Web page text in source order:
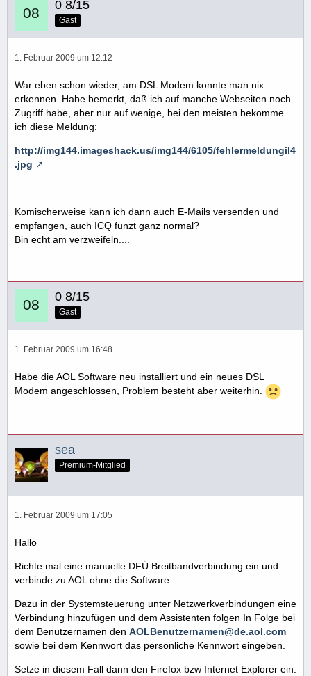
0 8/15
Gast
1. Februar 2009 um 12:12
War eben schon wieder, am DSL Modem konnte man nix
erkennen. Habe bemerkt, daß ich auf manche Webseiten noch
Zugriff habe, aber nur auf wenige, bei den meisten bekomme
ich diese Meldung:
http://img144.imageshack.us/img144/6105/fehlermeldungil4
.jpg
Komischerweise kann ich dann auch E-Mails versenden und
empfangen, auch ICQ funzt ganz normal?
Bin echt am verzweifeln....
0 8/15
Gast
1. Februar 2009 um 16:48
Habe die AOL Software neu installiert und ein neues DSL
Modem angeschlossen, Problem besteht aber weiterhin.
sea
Premium-Mitglied
1. Februar 2009 um 17:05
Hallo
Richte mal eine manuelle DFÜ Breitbandverbindung ein und
verbinde zu AOL ohne die Software
Dazu in der Systemsteuerung unter Netzwerkverbindungen eine
Verbindung hinzufügen und dem Assistenten folgen In Folge bei
dem Benutzernamen den AOLBenutzernamen@de.aol.com
sowie bei dem Kennwort das persönliche Kennwort eingeben.
Setze in diesem Fall dann den Firefox bzw Internet Explorer ein.